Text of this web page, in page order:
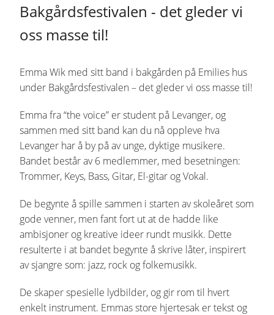
Bakgårdsfestivalen - det gleder vi
oss masse til!
Emma Wik med sitt band i bakgården på Emilies hus
under Bakgårdsfestivalen – det gleder vi oss masse til!
Emma fra “the voice” er student på Levanger, og
sammen med sitt band kan du nå oppleve hva
Levanger har å by på av unge, dyktige musikere.
Bandet består av 6 medlemmer, med besetningen:
Trommer, Keys, Bass, Gitar, El-gitar og Vokal.
De begynte å spille sammen i starten av skoleåret som
gode venner, men fant fort ut at de hadde like
ambisjoner og kreative ideer rundt musikk. Dette
resulterte i at bandet begynte å skrive låter, inspirert
av sjangre som: jazz, rock og folkemusikk.
De skaper spesielle lydbilder, og gir rom til hvert
enkelt instrument. Emmas store hjertesak er tekst og